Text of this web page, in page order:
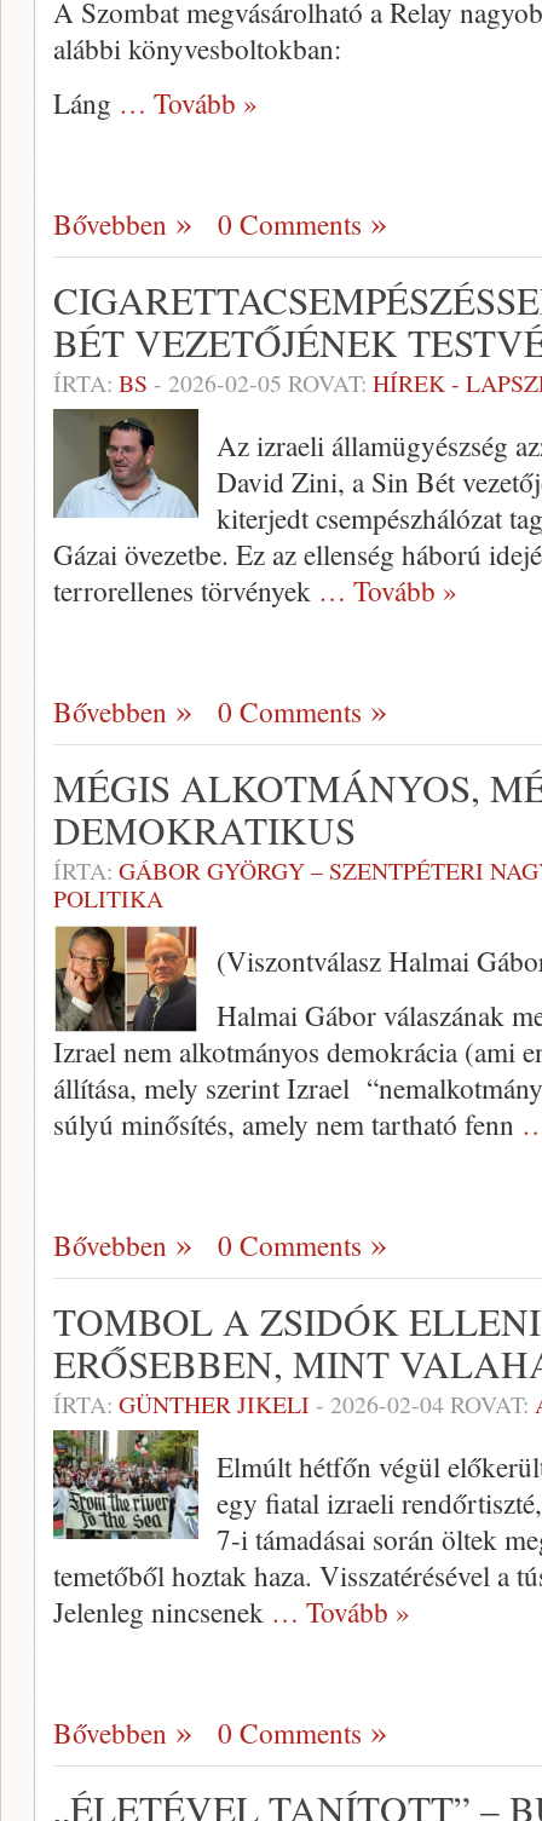
A Szombat megvásárolható a Relay
alábbi könyvesboltokban:
Láng … Tovább »
Bővebben 0 Comments
BÉT VEZETŐJÉNEK
ÍRTA: BS - 2026-02-05 ROVAT: HÍREK -
Az izraeli államügyészség
David Zini, a Sin Bét
kiterjedt csempészhálózat
Gázai övezetbe. Ez az ellenség háború
terrorellenes törvények … Tovább »
Bővebben 0 Comments
MÉGIS ALKOTMÁNYOS,
DEMOKRATIKUS
ÍRTA: GÁBOR GYÖRGY – SZENTPÉTERI
POLITIKA
(Viszontválasz Halmai
Halmai Gábor válaszának
Izrael nem alkotmányos demokrácia (ami
állítása, mely szerint Izrael
súlyú minősítés, amely nem tartható fenn
Bővebben 0 Comments
TOMBOL A ZSIDÓK
ERŐSEBBEN, MINT
ÍRTA: GÜNTHER JIKELI - 2026-02-04ROVAT:
Elmúlt hétfőn végül
egy fiatal izraeli
7-i támadásai során öltek
temetőből hoztak haza. Visszatérésével a
Jelenleg nincsenek … Tovább »
Bővebben 0 Comments
„ÉLETÉVEL TANÍTOTT” –